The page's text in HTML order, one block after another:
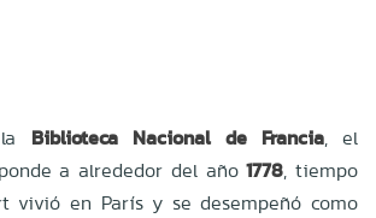
Biblioteca Nacional de Francia, el
a alrededor del año1778, tiempo
vivió en París y se desempeñó como